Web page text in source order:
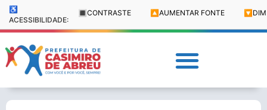
♿
ACESSIBILIDADE:
🔳 CONTRASTE 🔼 AUMENTAR FONTE 🔽